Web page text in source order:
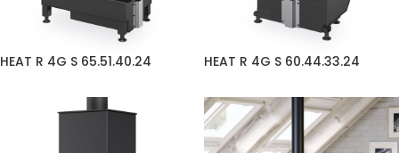
HEAT R 4G S 65.51.40.24 HEAT R 4G S 60.44.33.24